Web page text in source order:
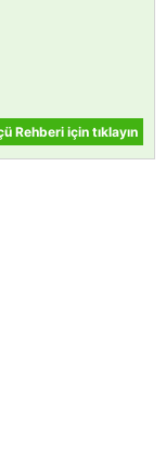
Rehberi için tıklayın